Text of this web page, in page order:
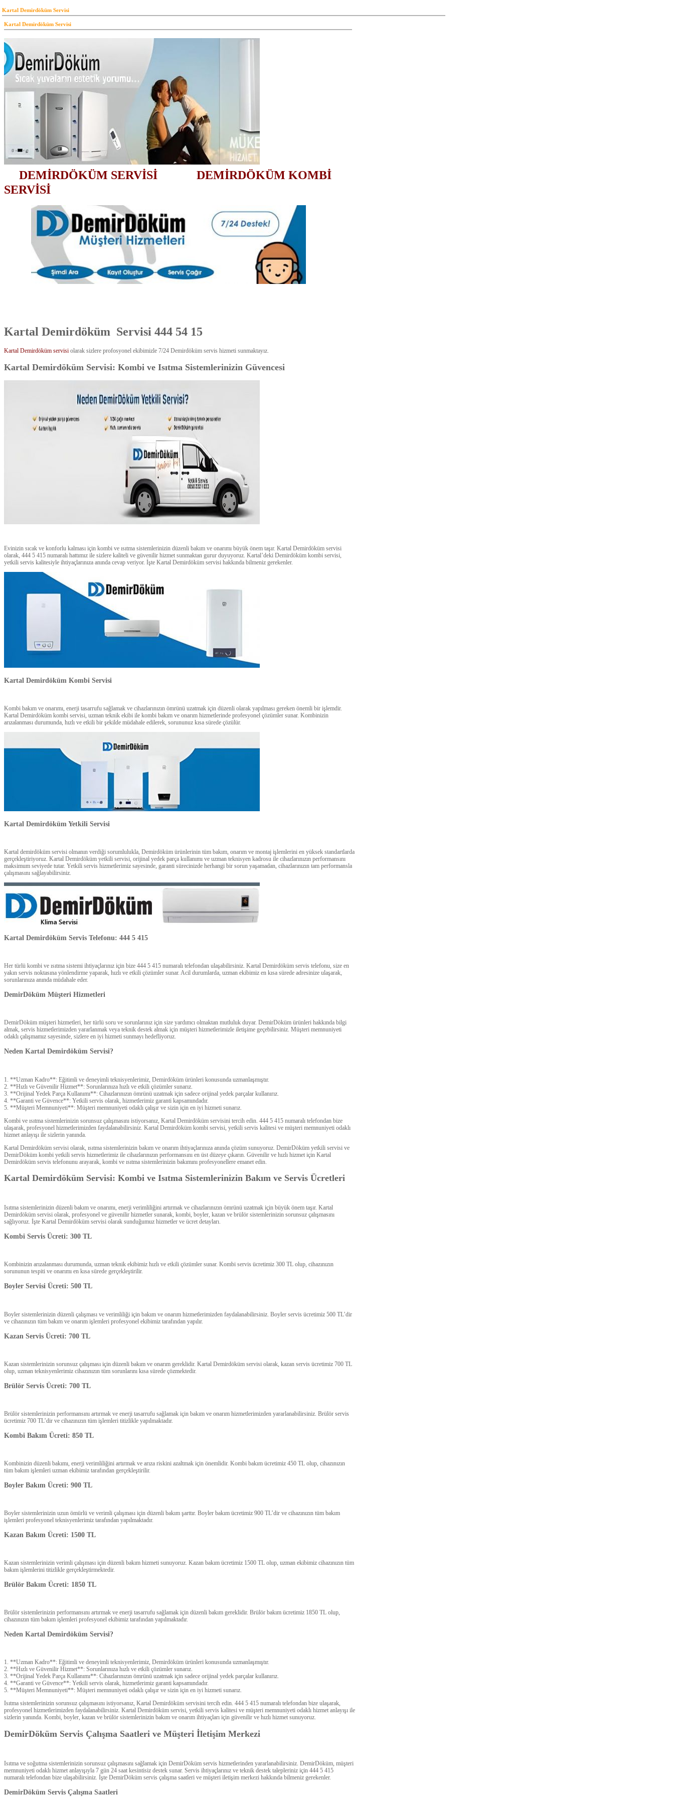
Kartal Demirdöküm Servisi
Kartal Demirdöküm Servisi
DEMİRDÖKÜM SERVİSİ
DEMİRDÖKÜM KOMBİ
SERVİSİ
Kartal Demirdöküm Servisi 444 54 15
Kartal Demirdöküm servisi olarak sizlere profosyonel ekibimizle 7/24 Demirdöküm servis hizmeti sunmaktayız.
Kartal Demirdöküm Servisi: Kombi ve Isıtma Sistemlerinizin Güvencesi
Evinizin sıcak ve konforlu kalması için kombi ve ısıtma sistemlerinizin düzenli bakım ve onarımı büyük önem taşır. Kartal Demirdöküm servisi
olarak, 444 5 415 numaralı hattımız ile sizlere kaliteli ve güvenilir hizmet sunmaktan gurur duyuyoruz. Kartal’deki Demirdöküm kombi servisi,
yetkili servis kalitesiyle ihtiyaçlarınıza anında cevap veriyor. İşte Kartal Demirdöküm servisi hakkında bilmeniz gerekenler.
Kartal Demirdöküm Kombi Servisi
Kombi bakım ve onarımı, enerji tasarrufu sağlamak ve cihazlarınızın ömrünü uzatmak için düzenli olarak yapılması gereken önemli bir işlemdir.
Kartal Demirdöküm kombi servisi, uzman teknik ekibi ile kombi bakım ve onarım hizmetlerinde profesyonel çözümler sunar. Kombinizin
arızalanması durumunda, hızlı ve etkili bir şekilde müdahale edilerek, sorununuz kısa sürede çözülür.
Kartal Demirdöküm Yetkili Servisi
Kartal demirdöküm servisi olmanın verdiği sorumlulukla, Demirdöküm ürünlerinin tüm bakım, onarım ve montaj işlemlerini en yüksek standartlarda
gerçekleştiriyoruz. Kartal Demirdöküm yetkili servisi, orijinal yedek parça kullanımı ve uzman teknisyen kadrosu ile cihazlarınızın performansını
maksimum seviyede tutar. Yetkili servis hizmetlerimiz sayesinde, garanti sürecinizde herhangi bir sorun yaşamadan, cihazlarınızın tam performansla
çalışmasını sağlayabilirsiniz.
Kartal Demirdöküm Servis Telefonu: 444 5 415
Her türlü kombi ve ısıtma sistemi ihtiyaçlarınız için bize 444 5 415 numaralı telefondan ulaşabilirsiniz. Kartal Demirdöküm servis telefonu, size en
yakın servis noktasına yönlendirme yaparak, hızlı ve etkili çözümler sunar. Acil durumlarda, uzman ekibimiz en kısa sürede adresinize ulaşarak,
sorunlarınıza anında müdahale eder.
DemirDöküm Müşteri Hizmetleri
DemirDöküm müşteri hizmetleri, her türlü soru ve sorunlarınız için size yardımcı olmaktan mutluluk duyar. DemirDöküm ürünleri hakkında bilgi
almak, servis hizmetlerimizden yararlanmak veya teknik destek almak için müşteri hizmetlerimizle iletişime geçebilirsiniz. Müşteri memnuniyeti
odaklı çalışmamız sayesinde, sizlere en iyi hizmeti sunmayı hedefliyoruz.
Neden Kartal Demirdöküm Servisi?
1. **Uzman Kadro**: Eğitimli ve deneyimli teknisyenlerimiz, Demirdöküm ürünleri konusunda uzmanlaşmıştır.
2. **Hızlı ve Güvenilir Hizmet**: Sorunlarınıza hızlı ve etkili çözümler sunarız.
3. **Orijinal Yedek Parça Kullanımı**: Cihazlarınızın ömrünü uzatmak için sadece orijinal yedek parçalar kullanırız.
4. **Garanti ve Güvence**: Yetkili servis olarak, hizmetlerimiz garanti kapsamındadır.
5. **Müşteri Memnuniyeti**: Müşteri memnuniyeti odaklı çalışır ve sizin için en iyi hizmeti sunarız.
Kombi ve ısıtma sistemlerinizin sorunsuz çalışmasını istiyorsanız, Kartal Demirdöküm servisini tercih edin. 444 5 415 numaralı telefondan bize
ulaşarak, profesyonel hizmetlerimizden faydalanabilirsiniz. Kartal Demirdöküm kombi servisi, yetkili servis kalitesi ve müşteri memnuniyeti odaklı
hizmet anlayışı ile sizlerin yanında.
Kartal Demirdöküm servisi olarak, ısıtma sistemlerinizin bakım ve onarım ihtiyaçlarınıza anında çözüm sunuyoruz. DemirDöküm yetkili servisi ve
DemirDöküm kombi yetkili servis hizmetlerimiz ile cihazlarınızın performansını en üst düzeye çıkarın. Güvenilir ve hızlı hizmet için Kartal
Demirdöküm servis telefonunu arayarak, kombi ve ısıtma sistemlerinizin bakımını profesyonellere emanet edin.
Kartal Demirdöküm Servisi: Kombi ve Isıtma Sistemlerinizin Bakım ve Servis Ücretleri
Isıtma sistemlerinizin düzenli bakım ve onarımı, enerji verimliliğini artırmak ve cihazlarınızın ömrünü uzatmak için büyük önem taşır. Kartal
Demirdöküm servisi olarak, profesyonel ve güvenilir hizmetler sunarak, kombi, boyler, kazan ve brülör sistemlerinizin sorunsuz çalışmasını
sağlıyoruz. İşte Kartal Demirdöküm servisi olarak sunduğumuz hizmetler ve ücret detayları.
Kombi Servis Ücreti: 300 TL
Kombinizin arızalanması durumunda, uzman teknik ekibimiz hızlı ve etkili çözümler sunar. Kombi servis ücretimiz 300 TL olup, cihazınızın
sorununun tespiti ve onarımı en kısa sürede gerçekleştirilir.
Boyler Servisi Ücreti: 500 TL
Boyler sistemlerinizin düzenli çalışması ve verimliliği için bakım ve onarım hizmetlerimizden faydalanabilirsiniz. Boyler servis ücretimiz 500 TL’dir
ve cihazınızın tüm bakım ve onarım işlemleri profesyonel ekibimiz tarafından yapılır.
Kazan Servis Ücreti: 700 TL
Kazan sistemlerinizin sorunsuz çalışması için düzenli bakım ve onarım gereklidir. Kartal Demirdöküm servisi olarak, kazan servis ücretimiz 700 TL
olup, uzman teknisyenlerimiz cihazınızın tüm sorunlarını kısa sürede çözmektedir.
Brülör Servis Ücreti: 700 TL
Brülör sistemlerinizin performansını artırmak ve enerji tasarrufu sağlamak için bakım ve onarım hizmetlerimizden yararlanabilirsiniz. Brülör servis
ücretimiz 700 TL’dir ve cihazınızın tüm işlemleri titizlikle yapılmaktadır.
Kombi Bakım Ücreti: 850 TL
Kombinizin düzenli bakımı, enerji verimliliğini artırmak ve arıza riskini azaltmak için önemlidir. Kombi bakım ücretimiz 450 TL olup, cihazınızın
tüm bakım işlemleri uzman ekibimiz tarafından gerçekleştirilir.
Boyler Bakım Ücreti: 900 TL
Boyler sistemlerinizin uzun ömürlü ve verimli çalışması için düzenli bakım şarttır. Boyler bakım ücretimiz 900 TL’dir ve cihazınızın tüm bakım
işlemleri profesyonel teknisyenlerimiz tarafından yapılmaktadır.
Kazan Bakım Ücreti: 1500 TL
Kazan sistemlerinizin verimli çalışması için düzenli bakım hizmeti sunuyoruz. Kazan bakım ücretimiz 1500 TL olup, uzman ekibimiz cihazınızın tüm
bakım işlemlerini titizlikle gerçekleştirmektedir.
Brülör Bakım Ücreti: 1850 TL
Brülör sistemlerinizin performansını artırmak ve enerji tasarrufu sağlamak için düzenli bakım gereklidir. Brülör bakım ücretimiz 1850 TL olup,
cihazınızın tüm bakım işlemleri profesyonel ekibimiz tarafından yapılmaktadır.
Neden Kartal Demirdöküm Servisi?
1. **Uzman Kadro**: Eğitimli ve deneyimli teknisyenlerimiz, Demirdöküm ürünleri konusunda uzmanlaşmıştır.
2. **Hızlı ve Güvenilir Hizmet**: Sorunlarınıza hızlı ve etkili çözümler sunarız.
3. **Orijinal Yedek Parça Kullanımı**: Cihazlarınızın ömrünü uzatmak için sadece orijinal yedek parçalar kullanırız.
4. **Garanti ve Güvence**: Yetkili servis olarak, hizmetlerimiz garanti kapsamındadır.
5. **Müşteri Memnuniyeti**: Müşteri memnuniyeti odaklı çalışır ve sizin için en iyi hizmeti sunarız.
Isıtma sistemlerinizin sorunsuz çalışmasını istiyorsanız, Kartal Demirdöküm servisini tercih edin. 444 5 415 numaralı telefondan bize ulaşarak,
profesyonel hizmetlerimizden faydalanabilirsiniz. Kartal Demirdöküm servisi, yetkili servis kalitesi ve müşteri memnuniyeti odaklı hizmet anlayışı ile
sizlerin yanında. Kombi, boyler, kazan ve brülör sistemlerinizin bakım ve onarım ihtiyaçları için güvenilir ve hızlı hizmet sunuyoruz.
DemirDöküm Servis Çalışma Saatleri ve Müşteri İletişim Merkezi
Isıtma ve soğutma sistemlerinizin sorunsuz çalışmasını sağlamak için DemirDöküm servis hizmetlerinden yararlanabilirsiniz. DemirDöküm, müşteri
memnuniyeti odaklı hizmet anlayışıyla 7 gün 24 saat kesintisiz destek sunar. Servis ihtiyaçlarınız ve teknik destek talepleriniz için 444 5 415
numaralı telefondan bize ulaşabilirsiniz. İşte DemirDöküm servis çalışma saatleri ve müşteri iletişim merkezi hakkında bilmeniz gerekenler.
DemirDöküm Servis Çalışma Saatleri